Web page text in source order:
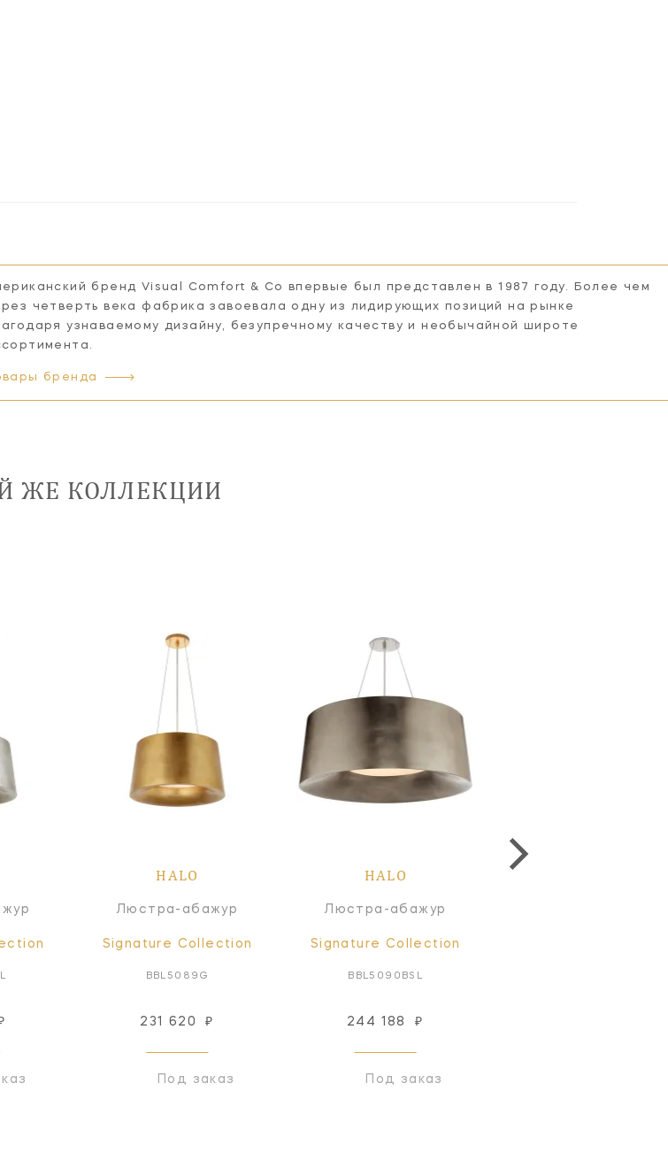
бренд Visual Comfort & Co впервые был представлен в 1987 году. Более чем
четверть века фабрика завоевала одну из лидирующих позиций на рынке
узнаваемому дизайну, безупречному качеству и необычайной широте
бренда
ЖЕ КОЛЛЕКЦИИ
HALO
Люстра-абажур
Signature Collection
BBL5089G
231 620 ₽
Под заказ
HALO
Люстра-абажур
Signature Collection
BBL5090BSL
244 188 ₽
Под заказ